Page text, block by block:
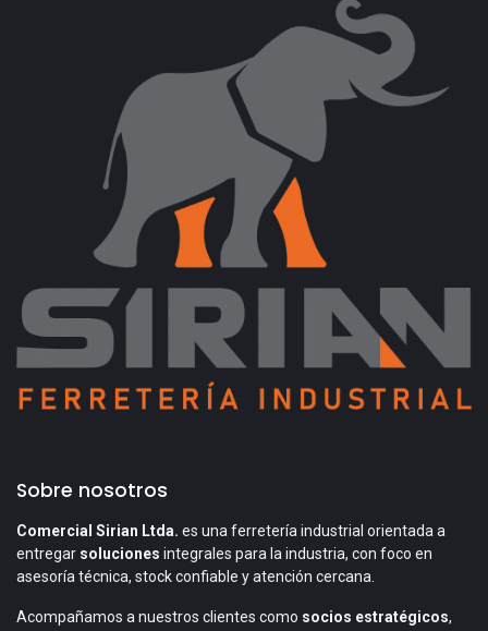
Sobre nosotros
Comercial Sirian Ltda. es una ferretería industrial orientada a
entregar soluciones integrales para la industria, con foco en
asesoría técnica, stock confiable y atención cercana.
Acompañamos a nuestros clientes como socios estratégicos,